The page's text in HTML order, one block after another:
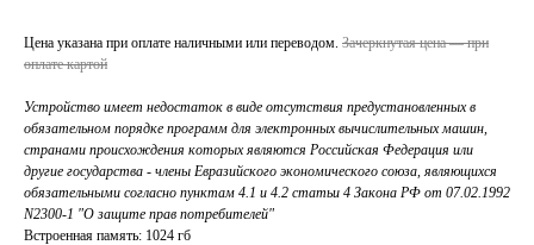
Цена указана при оплате наличными или переводом. Зачеркнутая цена — при
оплате картой
Устройство имеет недостаток в виде отсутствия предустановленных в
обязательном порядке программ для электронных вычислительных машин,
странами происхождения которых являются Российская Федерация или
другие государства - члены Евразийского экономического союза, являющихся
обязательными согласно пунктам 4.1 и 4.2 статьи 4 Закона РФ от 07.02.1992
N2300-1 "О защите прав потребителей"
Встроенная память: 1024 гб